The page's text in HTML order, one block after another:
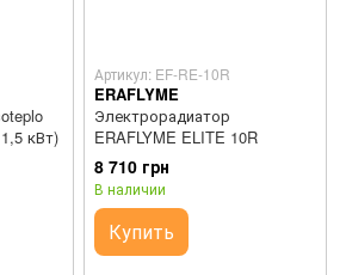
кВт)
Артикул: EF-RE-10R
ERAFLYME
Электрорадиатор
ERAFLYME ELITE 10R
8 710 грн
В наличии
Купить